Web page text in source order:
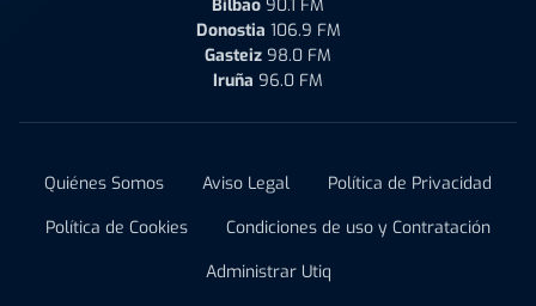
Bilbao 90.1 FM
Donostia 106.9 FM
Gasteiz 98.0 FM
Iruña 96.0 FM
Quiénes Somos Aviso Legal
Política de Privacidad
Política de Cookies
Condiciones de uso y Contratación
Administrar Utiq